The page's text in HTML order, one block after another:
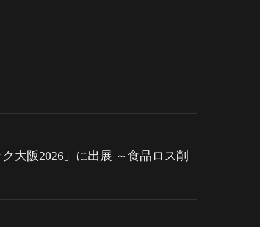
大阪2026」に出展 ～食品ロス削